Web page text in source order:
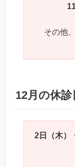
その他、
12月の休診
2日（木）